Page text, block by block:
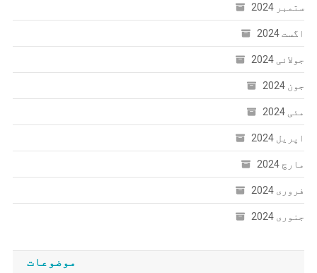
ستمبر 2024
اگست 2024
جولائی 2024
جون 2024
مئی 2024
اپریل 2024
مارچ 2024
فروری 2024
جنوری 2024
موضوعات